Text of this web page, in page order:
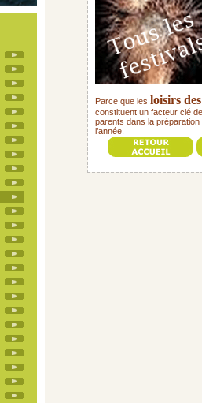
Parce que les loisirs
constituent un facteur clé
parents dans la
l’année